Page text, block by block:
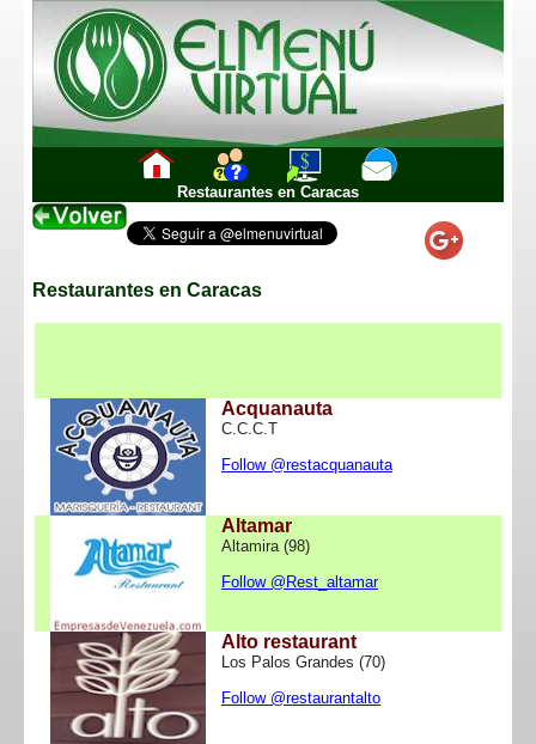
Restaurantes en Caracas
Restaurantes en Caracas
Acquanauta
C.C.C.T
Follow @restacquanauta
Altamar
Altamira (98)
Follow @Rest_altamar
Alto restaurant
Los Palos Grandes (70)
Follow @restaurantalto